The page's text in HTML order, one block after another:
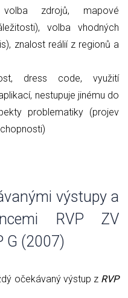
zdrojů, mapové
volba vhodných
znalost reálií z regionů a
dress code, využití
nestupuje jinému do
problematiky (projev
výstupy a
RVP ZV
G (2007)
očekávaný výstup z RVP